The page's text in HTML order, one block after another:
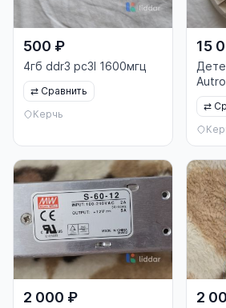
500 ₽
4гб ddr3 pc3l 1600мгц
⇄ Сравнить
Керчь
15
⇄
2 000 ₽ 2